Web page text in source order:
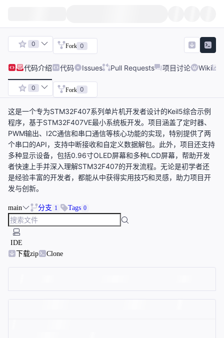
0 Fork 0
代码介绍 代码 Issues Pull Requests 项目讨论 Wiki
0 Fork 0
这是一个专为STM32F407系列单片机开发者设计的Keil5综合示例
程序，基于STM32F407VE最小系统板开发。项目涵盖了定时器、
PWM输出、I2C通信和串口通信等核心功能的实现，特别提供了两
个串口的API，支持中断接收和自定义数据解包。此外，项目还支持
多种显示设备，包括0.96寸OLED屏幕和多种LCD屏幕，帮助开发
者快速上手并深入理解STM32F407的开发流程。无论是初学者还
是经验丰富的开发者，都能从中获得实用技巧和灵感，助力项目开
发与创新。
main 分支 1 Tags 0
IDE
下载zip
Clone